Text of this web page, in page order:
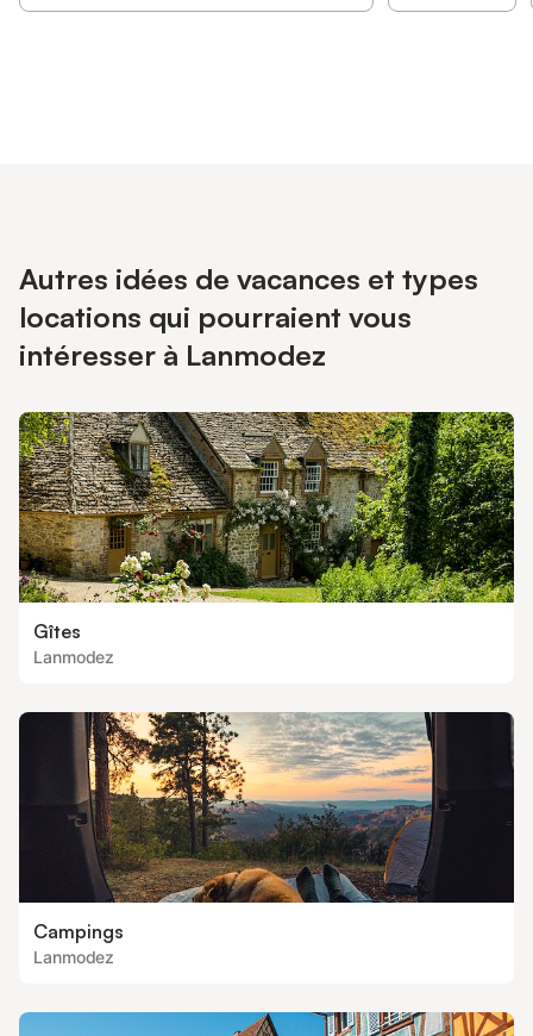
Autres idées de vacances et types
locations qui pourraient vous
intéresser à Lanmodez
Gîtes
Lanmodez
Campings
Lanmodez